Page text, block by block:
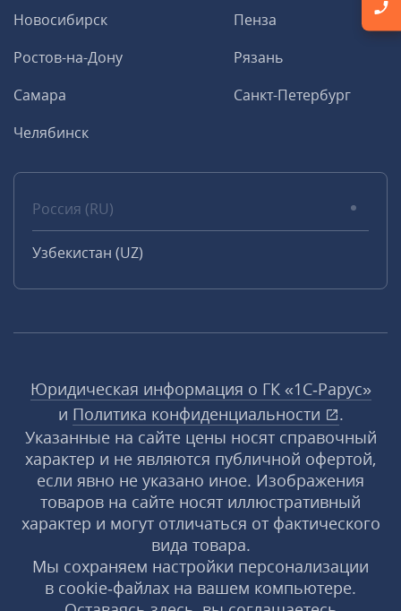
Новосибирск
Пенза
Ростов-на-Дону
Рязань
Самара
Санкт-Петербург
Челябинск
Россия (RU)
Узбекистан (UZ)
Юридическая информация о ГК «1С‑Рарус»
и Политика конфиденциальности
.
Указанные на сайте цены носят справочный
характер и не являются публичной офертой,
если явно не указано иное. Изображения
товаров на сайте носят иллюстративный
характер и могут отличаться от фактического
вида товара.
Мы сохраняем настройки персонализации
в cookie‑файлах на вашем компьютере.